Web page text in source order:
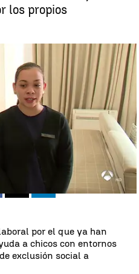
los propios
laboral para jóvenes les ayuda a
en hoteles |
antena3.com
Linkedin
por el que ya han
a chicos con entornos
exclusión social a